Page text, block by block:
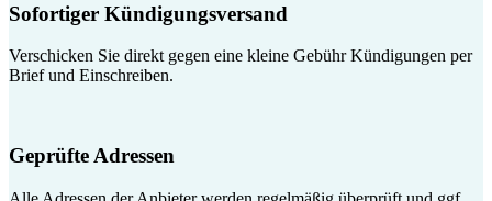
Sofortiger Kündigungsversand
Verschicken Sie direkt gegen eine kleine Gebühr Kündigungen per
Brief und Einschreiben.
Geprüfte Adressen